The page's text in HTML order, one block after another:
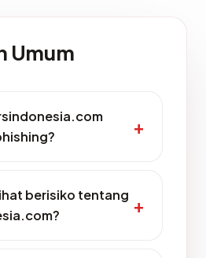
Umum
berisiko tentang